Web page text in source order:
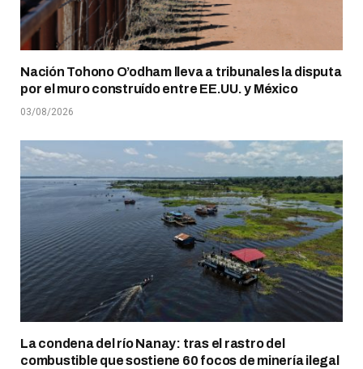
Nación Tohono O’odham lleva a tribunales la disputa
por el muro construído entre EE.UU. y México
03/08/2026
La condena del río Nanay: tras el rastro del
combustible que sostiene 60 focos de minería ilegal